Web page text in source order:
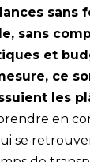
sans
sans
et
ce
les
en
se